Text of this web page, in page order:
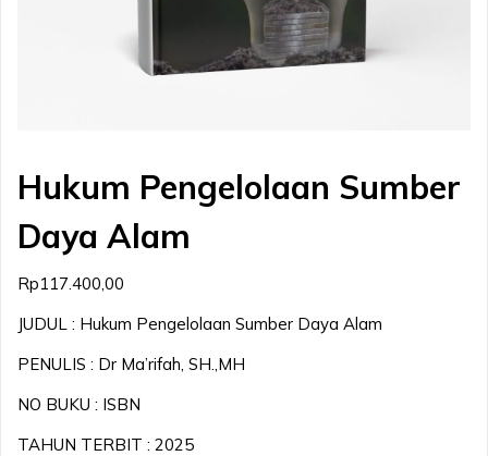
Hukum Pengelolaan Sumber
Daya Alam
Rp117.400,00
JUDUL : Hukum Pengelolaan Sumber Daya Alam
PENULIS : Dr Ma’rifah, SH.,MH
NO BUKU : ISBN
TAHUN TERBIT : 2025